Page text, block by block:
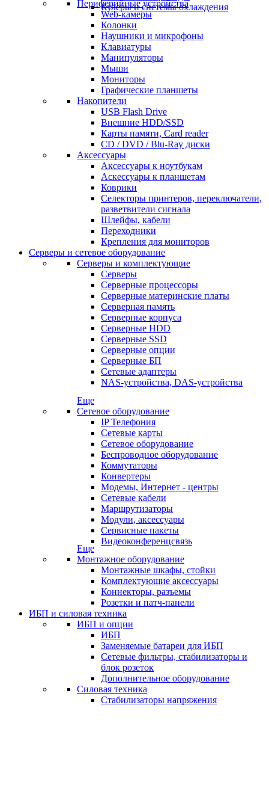
Кулеры и системы охлаждения
Периферийные устройства
Web-камеры
Колонки
Наушники и микрофоны
Клавиатуры
Манипуляторы
Мыши
Мониторы
Графические планшеты
Накопители
USB Flash Drive
Внешние HDD/SSD
Карты памяти, Card reader
CD / DVD / Blu-Ray диски
Аксессуары
Аксессуары к ноутбукам
Аскессуары к планшетам
Коврики
Селекторы принтеров, переключатели,
разветвители сигнала
Шлейфы, кабели
Переходники
Крепления для мониторов
Серверы и сетевое оборудование
Серверы и комплектующие
Серверы
Серверные процессоры
Серверные материнские платы
Серверная память
Серверные корпуса
Серверные HDD
Серверные SSD
Серверные опции
Серверные БП
Сетевые адаптеры
NAS-устройства, DAS-устройства
Еще
Сетевое оборудование
IP Телефония
Сетевые карты
Сетевое оборудование
Беспроводное оборудование
Коммутаторы
Конвертеры
Модемы, Интернет - центры
Сетевые кабели
Маршрутизаторы
Модули, аксессуары
Сервисные пакеты
Видеоконференцсвязь
Еще
Монтажное оборудование
Монтажные шкафы, стойки
Комплектующие аксессуары
Коннекторы, разъемы
Розетки и патч-панели
ИБП и силовая техника
ИБП и опции
ИБП
Заменяемые батареи для ИБП
Сетевые фильтры, стабилизаторы и
блок розеток
Дополнительное оборудование
Силовая техника
Стабилизаторы напряжения